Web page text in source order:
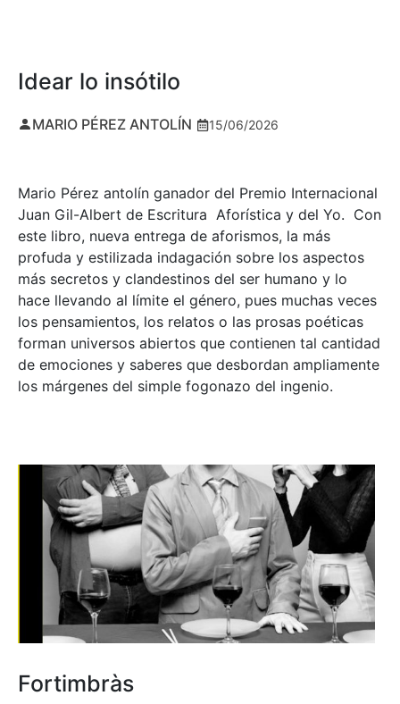
Idear lo insótilo
MARIO PÉREZ ANTOLÍN 15/06/2026
Mario Pérez antolín ganador del Premio Internacional
Juan Gil-Albert de Escritura Aforística y del Yo. Con
este libro, nueva entrega de aforismos, la más
profuda y estilizada indagación sobre los aspectos
más secretos y clandestinos del ser humano y lo
hace llevando al límite el género, pues muchas veces
los pensamientos, los relatos o las prosas poéticas
forman universos abiertos que contienen tal cantidad
de emociones y saberes que desbordan ampliamente
los márgenes del simple fogonazo del ingenio.
Fortimbràs